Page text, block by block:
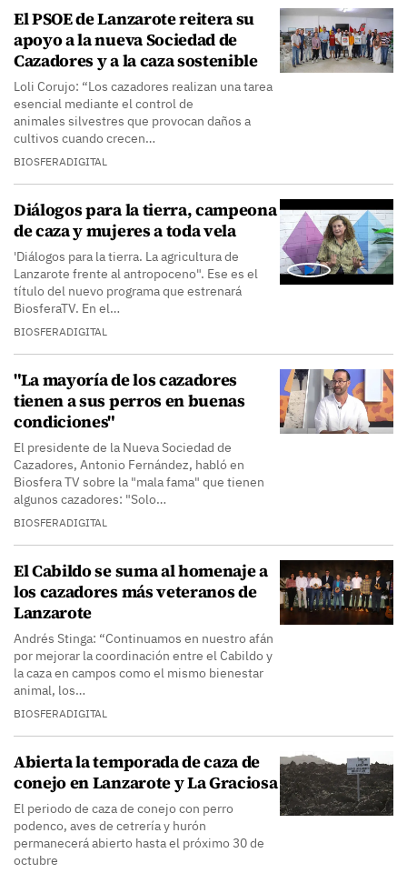
El PSOE de Lanzarote reitera su
apoyo a la nueva Sociedad de
Cazadores y a la caza sostenible
Loli Corujo: “Los cazadores realizan una tarea
esencial mediante el control de
animales silvestres que provocan daños a
cultivos cuando crecen…
BIOSFERADIGITAL
Diálogos para la tierra, campeona
de caza y mujeres a toda vela
'Diálogos para la tierra. La agricultura de
Lanzarote frente al antropoceno". Ese es el
título del nuevo programa que estrenará
BiosferaTV. En el…
BIOSFERADIGITAL
"La mayoría de los cazadores
tienen a sus perros en buenas
condiciones"
El presidente de la Nueva Sociedad de
Cazadores, Antonio Fernández, habló en
Biosfera TV sobre la "mala fama" que tienen
algunos cazadores: "Solo…
BIOSFERADIGITAL
El Cabildo se suma al homenaje a
los cazadores más veteranos de
Lanzarote
Andrés Stinga: “Continuamos en nuestro afán
por mejorar la coordinación entre el Cabildo y
la caza en campos como el mismo bienestar
animal, los…
BIOSFERADIGITAL
Abierta la temporada de caza de
conejo en Lanzarote y La Graciosa
El periodo de caza de conejo con perro
podenco, aves de cetrería y hurón
permanecerá abierto hasta el próximo 30 de
octubre